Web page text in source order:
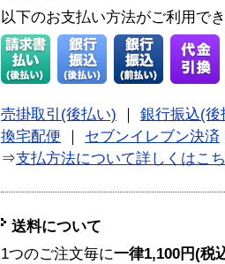
以下のお支払い方法がご利用で
売掛取引(後払い)
銀行振込(後
換宅配便
セブンイレブン決済
⇒支払方法について詳しくはこ
送料について
1つのご注文毎に一律1,100円(税